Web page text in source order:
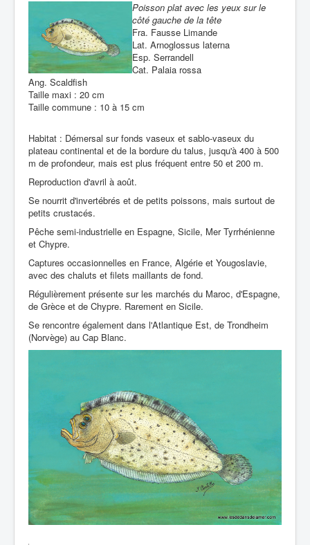
Poisson plat avec les yeux sur le
côté gauche de la tête
Fra. Fausse Limande
Lat. Arnoglossus laterna
Esp. Serrandell
Cat. Palaia rossa
Ang. Scaldfish
Taille maxi : 20 cm
Taille commune : 10 à 15 cm
Habitat : Démersal sur fonds vaseux et sablo-vaseux du
plateau continental et de la bordure du talus, jusqu'à 400 à 500
m de profondeur, mais est plus fréquent entre 50 et 200 m.
Reproduction d'avril à août.
Se nourrit d'invertébrés et de petits poissons, mais surtout de
petits crustacés.
Pêche semi-industrielle en Espagne, Sicile, Mer Tyrrhénienne
et Chypre.
Captures occasionnelles en France, Algérie et Yougoslavie,
avec des chaluts et filets maillants de fond.
Régulièrement présente sur les marchés du Maroc, d'Espagne,
de Grèce et de Chypre. Rarement en Sicile.
Se rencontre également dans l'Atlantique Est, de Trondheim
(Norvège) au Cap Blanc.